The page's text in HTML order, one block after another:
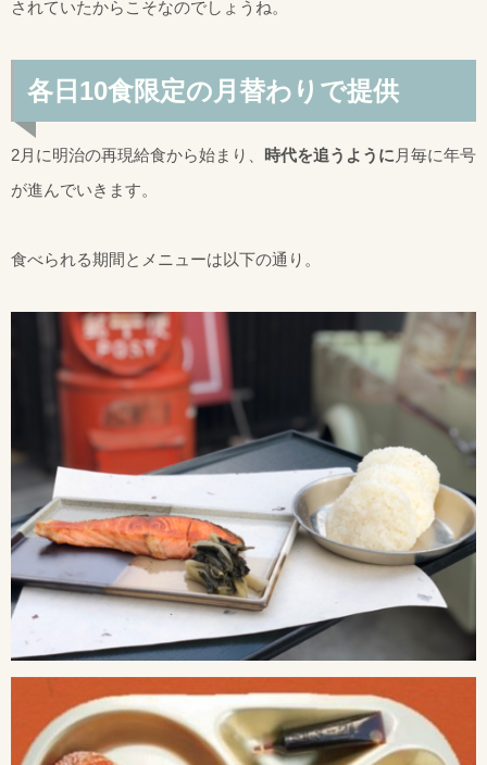
されていたからこそなのでしょうね。
各日10食限定の月替わりで提供
2月に明治の再現給食から始まり、 時代を追うように 月毎に年号
が進んでいきます。
食べられる期間とメニューは以下の通り。